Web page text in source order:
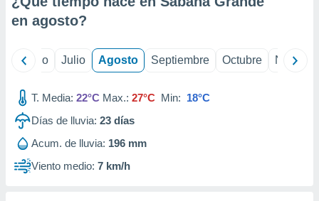
e
publicidad
publicidad
de
en agosto?
Junio Julio Agosto Septiembre Octubre
T. Media: 22°C Max.: 27°C Min: 18°C
Días de lluvia: 23 días
Acum. de lluvia: 196 mm
Viento medio: 7 km/h